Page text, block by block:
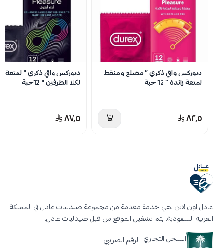
المميزات :
– مزلق حاص للمساعدة على الأنتصاب لمدة أطول
– واقي ذكري مطاطي طبيعي شفاف
– تصميم “إيزي أون” سهل الإرتداء ومريح عند الإستخدام
– يحتوي المزلق على 5% من مادة البنزوكاين
لا توجد تقييمات حاليا
ديوركس واقي ذكري ” مضلع ومنقط
لمتعة زائدة ” 12 حبة
٨٢٫٥
ديوركس واقي ذكري " لمتعة
لكلا الطرفين " 12حبة
٨٧٫٥
عادل اون لاين ،هي خدمة مقدمة من مجموعة صيدليات عادل في المملكة
العربية السعودية. يتم تشغيل الموقع من قبل صيدليات عادل.
السجل التجاري الرقم الضريبي